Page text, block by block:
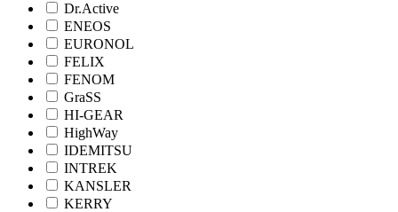
Dr.Active
ENEOS
EURONOL
FELIX
FENOM
GraSS
HI-GEAR
HighWay
IDEMITSU
INTREK
KANSLER
KERRY